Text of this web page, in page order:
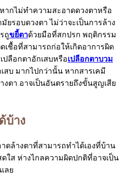
ไม่ทำความสะอาดดวงตาหรือ
ยรอบดวงตา ไม่ว่าจะเป็นการล้าง
ถูขยี้ตาด้วยมือที่สกปรก พฤติกรรม
เชื้อที่สามารถก่อให้เกิดอาการผิด
ปลือกตาอักเสบหรือเปลือกตาบวม
สบ มากไปกว่านั้น หากสารเคมี
งตา อาจเป็นอันตรายถึงขั้นสูญเสีย
บ้าง
างตาที่สามารถทำได้เองที่บ้าน
ดใส ห่างไกลความผิดปกติที่อาจเป็น
ลย